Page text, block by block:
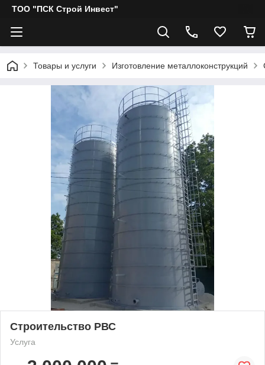
ТОО "ПСК Строй Инвест"
Товары и услуги Изготовление металлоконструкций
Строительство РВС
Услуга